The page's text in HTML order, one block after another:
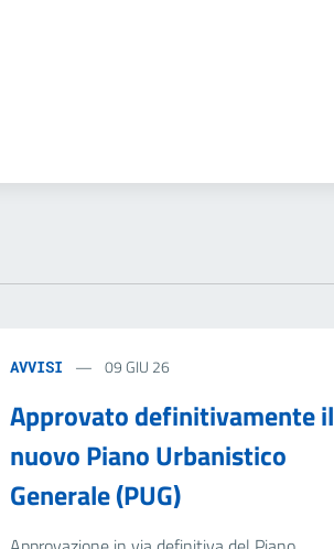
AVVISI 09 GIU 26
Approvato definitivamente il
nuovo Piano Urbanistico
Generale (PUG)